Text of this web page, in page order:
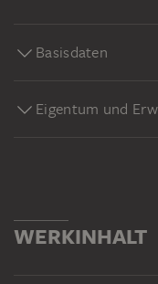
Basisdaten
Eigentum und
WERKINHALT